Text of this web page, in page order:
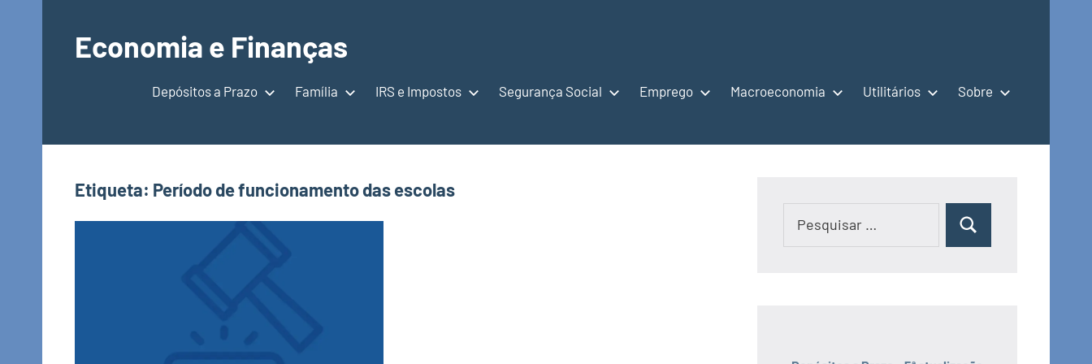
Economia e Finanças
Depósitos
Finanças
Calendários
Depósitos a Prazo Família IRS e Impostos Segurança Social Emprego Macroeconomia Utilitários Sobre
Etiqueta: Período de funcionamento das escolas
Pesquisar